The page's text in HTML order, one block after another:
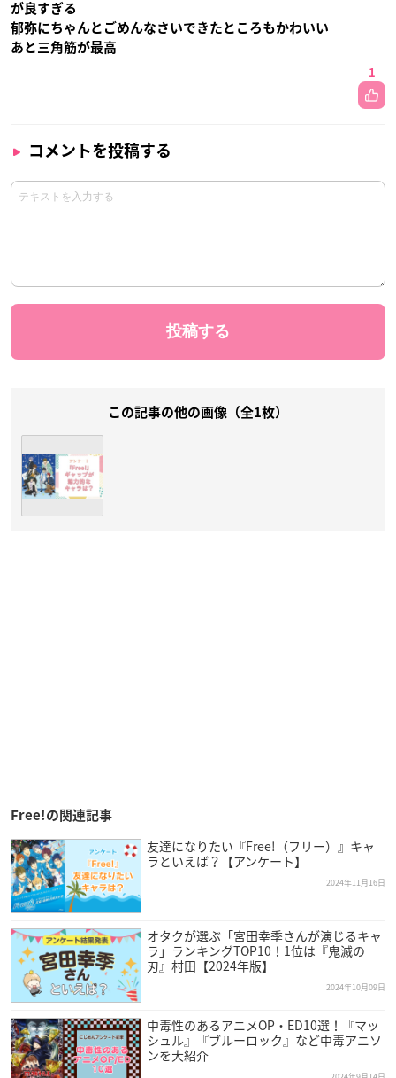
が良すぎる
郁弥にちゃんとごめんなさいできたところもかわいい
あと三角筋が最高
1
コメントを投稿する
この記事の他の画像（全1枚）
Free!の関連記事
友達になりたい『Free!（フリー）』キャ
ラといえば？【アンケート】
2024年11月16日
オタクが選ぶ「宮田幸季さんが演じるキャ
ラ」ランキングTOP10！1位は『鬼滅の
刃』村田【2024年版】
2024年10月09日
中毒性のあるアニメOP・ED10選！『マッ
シュル』『ブルーロック』など中毒アニソ
ンを大紹介